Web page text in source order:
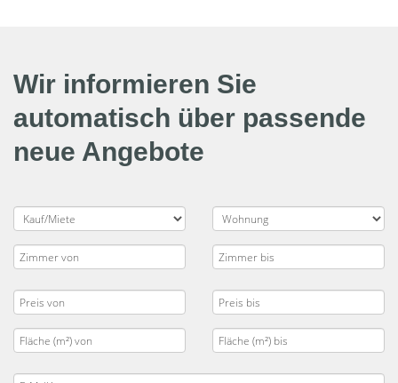
Wir informieren Sie
automatisch über passende
neue Angebote